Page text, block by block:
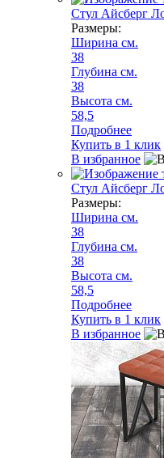
Стул Айсберг
Размеры:
Ширина см.
38
Глубина см.
38
Высота см.
58,5
Подробнее
Купить в 1 клик
В избранное
Стул Айсберг
Размеры:
Ширина см.
38
Глубина см.
38
Высота см.
58,5
Подробнее
Купить в 1 клик
В избранное